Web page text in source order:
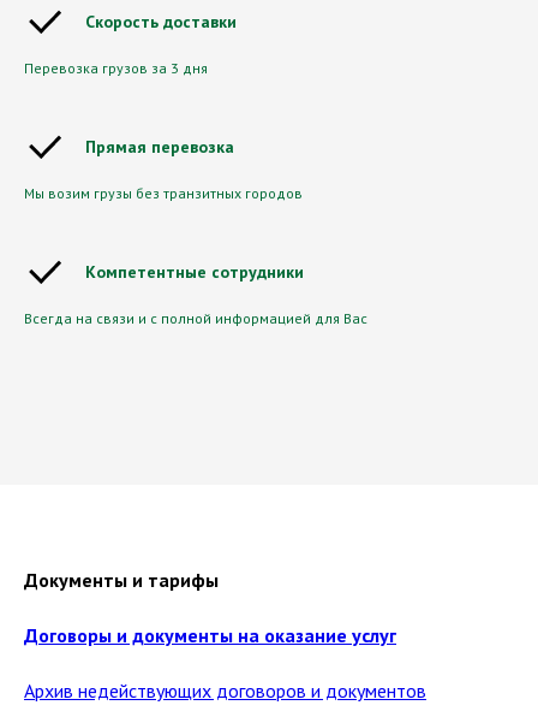
Скорость доставки
Перевозка грузов за 3 дня
Прямая перевозка
Мы возим грузы без транзитных городов
Компетентные сотрудники
Всегда на связи и с полной информацией для Вас
Документы и тарифы
Договоры и документы на оказание услуг
Архив недействующих договоров и документов
Рассчитать перевозку